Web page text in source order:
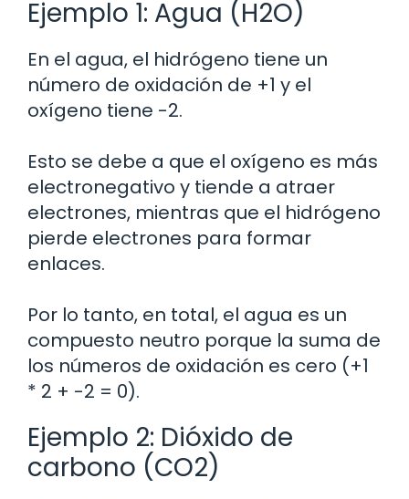
Ejemplo 1: Agua (H2O)
En el agua, el hidrógeno tiene un
número de oxidación de +1 y el
oxígeno tiene -2.
Esto se debe a que el oxígeno es más
electronegativo y tiende a atraer
electrones, mientras que el hidrógeno
pierde electrones para formar
enlaces.
Por lo tanto, en total, el agua es un
compuesto neutro porque la suma de
los números de oxidación es cero (+1
* 2 + -2 = 0).
Ejemplo 2: Dióxido de
carbono (CO2)